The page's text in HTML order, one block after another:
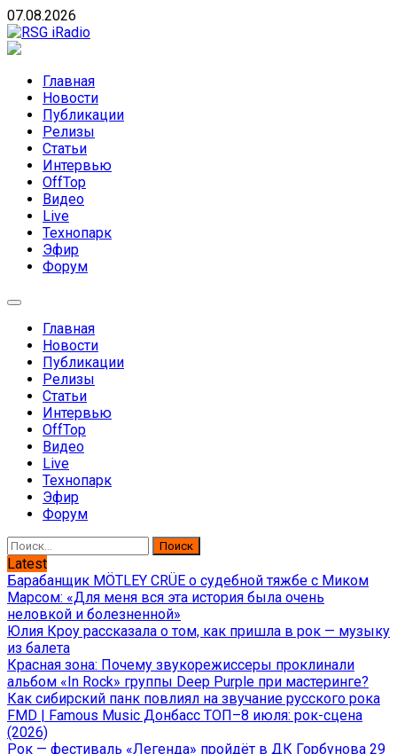
Skip
to
content
07.08.2026
направлений без возрастных ограничений
Главная
Новости
Публикации
Релизы
Статьи
Интервью
OffTop
Видео
Live
Технопарк
Эфир
Форум
Главная
Новости
Публикации
Релизы
Статьи
Интервью
OffTop
Видео
Live
Технопарк
Эфир
Форум
Найти:
Latest
Барабанщик MÖTLEY CRÜE о судебной тяжбе с Миком
Марсом: «Для меня вся эта история была очень
неловкой и болезненной»
Юлия Кроу рассказала о том, как пришла в рок — музыку
из балета
Красная зона: Почему звукорежиссеры проклинали
альбом «In Rock» группы Deep Purple при мастеринге?
Как сибирский панк повлиял на звучание русского рока
FMD | Famous Music Донбасс ТОП–8 июля: рок-сцена
(2026)
Рок — фестиваль «Легенда» пройдёт в ДК Горбунова 29